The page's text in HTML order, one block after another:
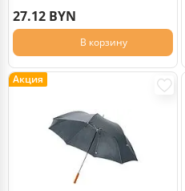
27.12 BYN
В корзину
Акция